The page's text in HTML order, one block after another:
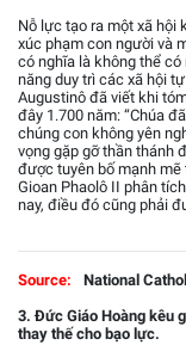
Nỗ lực tạo ra một xã hội
xúc phạm con người và
có nghĩa là không thể
năng duy trì các xã hội
Augustinô đã viết khi
đây 1.700 năm: “Chúa
chúng con không yên
vọng gặp gỡ thần thánh
được tuyên bố mạnh
Gioan Phaolô II phân
nay, điều đó cũng phải
Source: National
3. Đức Giáo Hoàng kêu
thay thế cho bạo lực.